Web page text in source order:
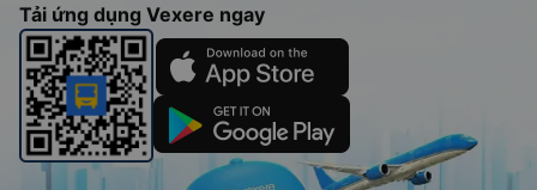
Tải ứng dụng Vexere ngay